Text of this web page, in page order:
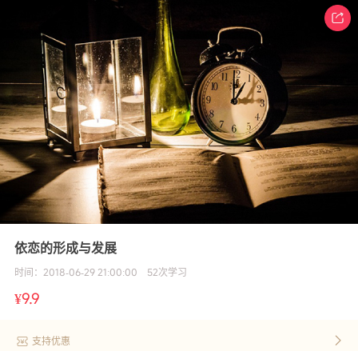
依恋的形成与发展
时间： 2018-06-29 21:00:00 52次学习
¥9.9
支持优惠